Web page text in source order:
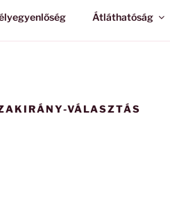
Átláthatóság
VÁLASZTÁS